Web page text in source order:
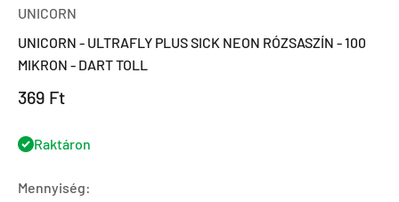
UNICORN
UNICORN - ULTRAFLY PLUS SICK NEON RÓZSASZÍN - 100
MIKRON - DART TOLL
Eladási ár
369 Ft
Raktáron
Mennyiség: